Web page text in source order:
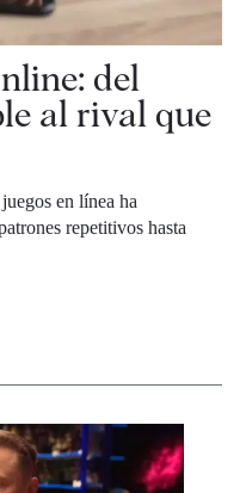
del
al rival que
en línea ha
repetitivos hasta